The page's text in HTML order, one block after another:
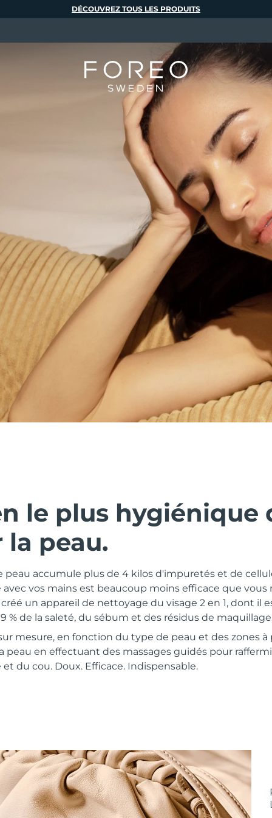
le plus hygiénique
peau.
peau accumule plus de 4 kilos d'impuretés et de
vos mains est beaucoup moins efficace que vous
un appareil de nettoyage du visage 2 en 1, dont il
% de la saleté, du sébum et des résidus de
mesure, en fonction du type de peau et des zones à
peau en effectuant des massages guidés pour
du cou. Doux. Efficace. Indispensable.
DÉCOUVREZ TOUS LES PRODUITS